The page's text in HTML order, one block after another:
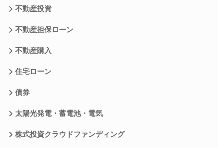
不動産投資
不動産担保ローン
不動産購入
住宅ローン
債券
太陽光発電・蓄電池・電気
株式投資クラウドファンディング